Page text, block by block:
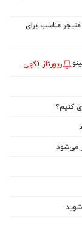
منیجر مناسب برای
رپورتاژ آگهی
می‌شود